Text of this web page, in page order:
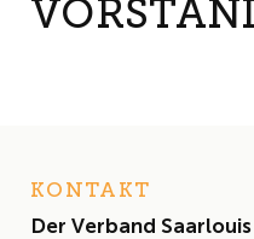
KONTAKT
Der Verband Saarlouis